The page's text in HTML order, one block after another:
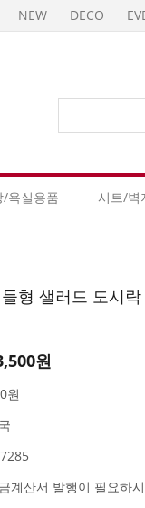
NEW DECO
/욕실용품 시트/벽
형 샐러드 도시락
원
원
계산서 발행이 필요하